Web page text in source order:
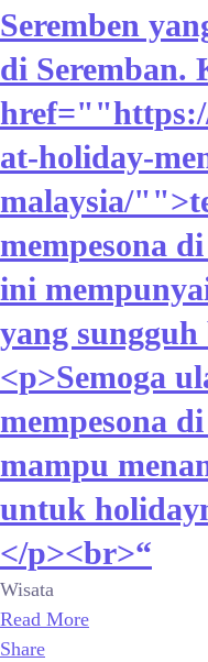
Seremben
di Seremban.
at-holiday-
malaysia/
mempesona
ini
yang
<p>Semoga
mempesona
mampu
untuk
</p><br>“
Wisata
Read More
Share